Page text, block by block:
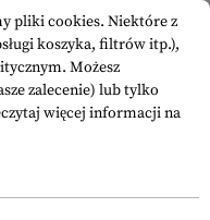
pliki cookies. Niektóre z
koszyka, filtrów itp.),
Możesz
zalecenie) lub tylko
więcej informacji na